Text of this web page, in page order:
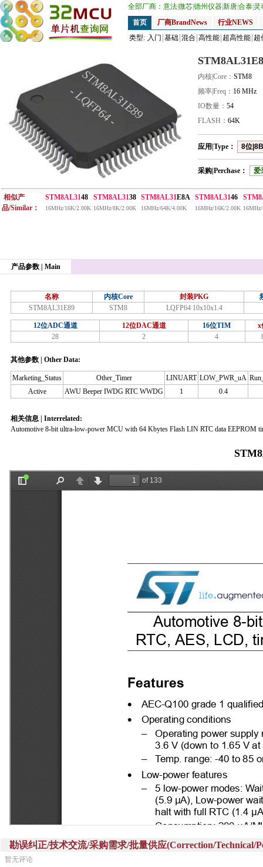
全部厂商： 意法微芯德州仪器新唐合泰 灵
首页
厂商BrandNews
行业NEWS
类型: 入门 基础 混合 高性能 超高性能 超
STM8AL31E89
- LQFP64 -
内核|Core： STM8
频率|Freq： 16 MHz
IO数量： 54
FLASH： 64K
应用|Type： 8位
采购|Perchase： 爱
相似产
品/Similar：
STM8AL3148
16MHz/16K/2.00K
STM8AL3138
16MHz/8K/2.00K
STM8AL31E8A
16MHz/64K/4.00K
STM8AL3146
16MHz/16K/2.00K
产品参数 | Main
名称 内核Core 封装PKG
STM8AL31E89
STM8 LQFP64 10x10x1.4
12位ADC通道 12位DAC通道 16位TIM
x
28
2 4
其他参数 | Other Data:
Marketing_Status Other_Timer LINUART LOW_PWR_uA
Active
AWU Beeper IWDG RTC WWDG 1 0.4
相关信息 | Interrelated:
Automotive 8-bit ultra-low-power MCU with 64 Kbytes Flash LIN RTC data EEPROM
勘误纠正/技术交流/采购需求/批量供应(Correction/Technical/
暂无评论